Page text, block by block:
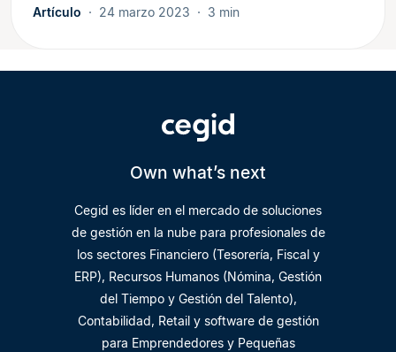
Artículo 24 marzo 2023 3 min
Own what’s next
Cegid es líder en el mercado de soluciones
de gestión en la nube para profesionales de
los sectores Financiero (Tesorería, Fiscal y
ERP), Recursos Humanos (Nómina, Gestión
del Tiempo y Gestión del Talento),
Contabilidad, Retail y software de gestión
para Emprendedores y Pequeñas